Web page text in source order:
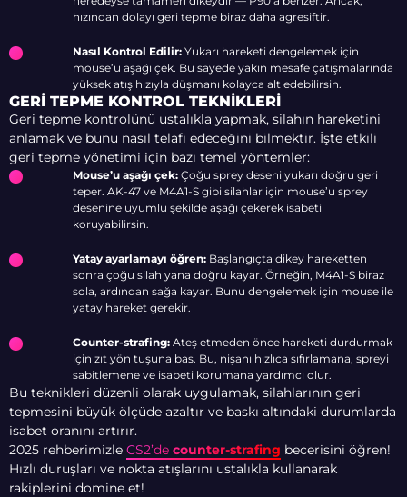
hızından dolayı geri tepme biraz daha agresiftir.
Nasıl Kontrol Edilir: Yukarı hareketi dengelemek için
mouse’u aşağı çek. Bu sayede yakın mesafe çatışmalarında
yüksek atış hızıyla düşmanı kolayca alt edebilirsin.
GERI TEPME KONTROL TEKNIKLERI
Geri tepme kontrolünü ustalıkla yapmak, silahın hareketini
anlamak ve bunu nasıl telafi edeceğini bilmektir. İşte etkili
geri tepme yönetimi için bazı temel yöntemler:
Mouse’u aşağı çek: Çoğu sprey deseni yukarı doğru geri
teper. AK-47 ve M4A1-S gibi silahlar için mouse’u sprey
desenine uyumlu şekilde aşağı çekerek isabeti
koruyabilirsin.
Yatay ayarlamayı öğren: Başlangıçta dikey hareketten
sonra çoğu silah yana doğru kayar. Örneğin, M4A1-S biraz
sola, ardından sağa kayar. Bunu dengelemek için mouse ile
yatay hareket gerekir.
Counter-strafing: Ateş etmeden önce hareketi durdurmak
için zıt yön tuşuna bas. Bu, nişanı hızlıca sıfırlamana, spreyi
sabitlemene ve isabeti korumana yardımcı olur.
Bu teknikleri düzenli olarak uygulamak, silahlarının geri
tepmesini büyük ölçüde azaltır ve baskı altındaki durumlarda
isabet oranını artırır.
2025 rehberimizle CS2’de counter-strafing becerisini öğren!
Hızlı duruşları ve nokta atışlarını ustalıkla kullanarak
rakiplerini domine et!